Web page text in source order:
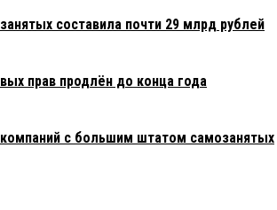
составила почти 29 млрд рублей
прав продлён до конца года
с большим штатом самозанятых